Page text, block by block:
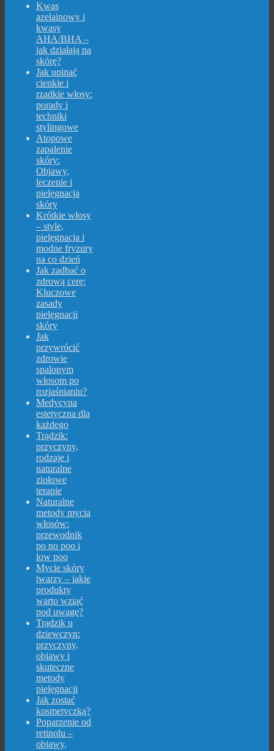
Kwas
azelainowy i
kwasy
AHA/BHA –
jak działają na
skórę?
Jak upinać
cienkie i
rzadkie włosy:
porady i
techniki
stylingowe
Atopowe
zapalenie
skóry:
Objawy,
leczenie i
pielęgnacja
skóry
Krótkie włosy
– style,
pielęgnacja i
modne fryzury
na co dzień
Jak zadbać o
zdrową cerę:
Kluczowe
zasady
pielęgnacji
skóry
Jak
przywrócić
zdrowie
spalonym
włosom po
rozjaśnianiu?
Medycyna
estetyczna dla
każdego
Trądzik:
przyczyny,
rodzaje i
naturalne
ziołowe
terapie
Naturalne
metody mycia
włosów:
przewodnik
po no poo i
low poo
Mycie skóry
twarzy – jakie
produkty
warto wziąć
pod uwagę?
Trądzik u
dziewczyn:
przyczyny,
objawy i
skuteczne
metody
pielęgnacji
Jak zostać
kosmetyczką?
Poparzenie od
retinolu –
objawy,